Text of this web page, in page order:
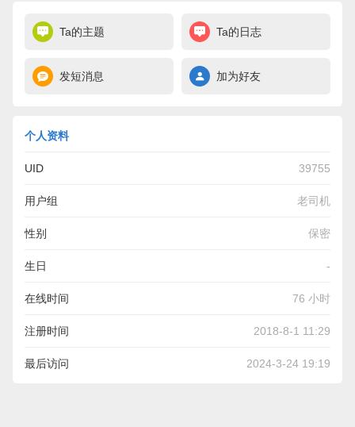
Ta的主题 Ta的日志
发短消息 加为好友
个人资料
UID 39755
用户组 老司机
性别 保密
生日 -
在线时间 76 小时
注册时间 2018-8-1 11:29
最后访问 2024-3-24 19:19